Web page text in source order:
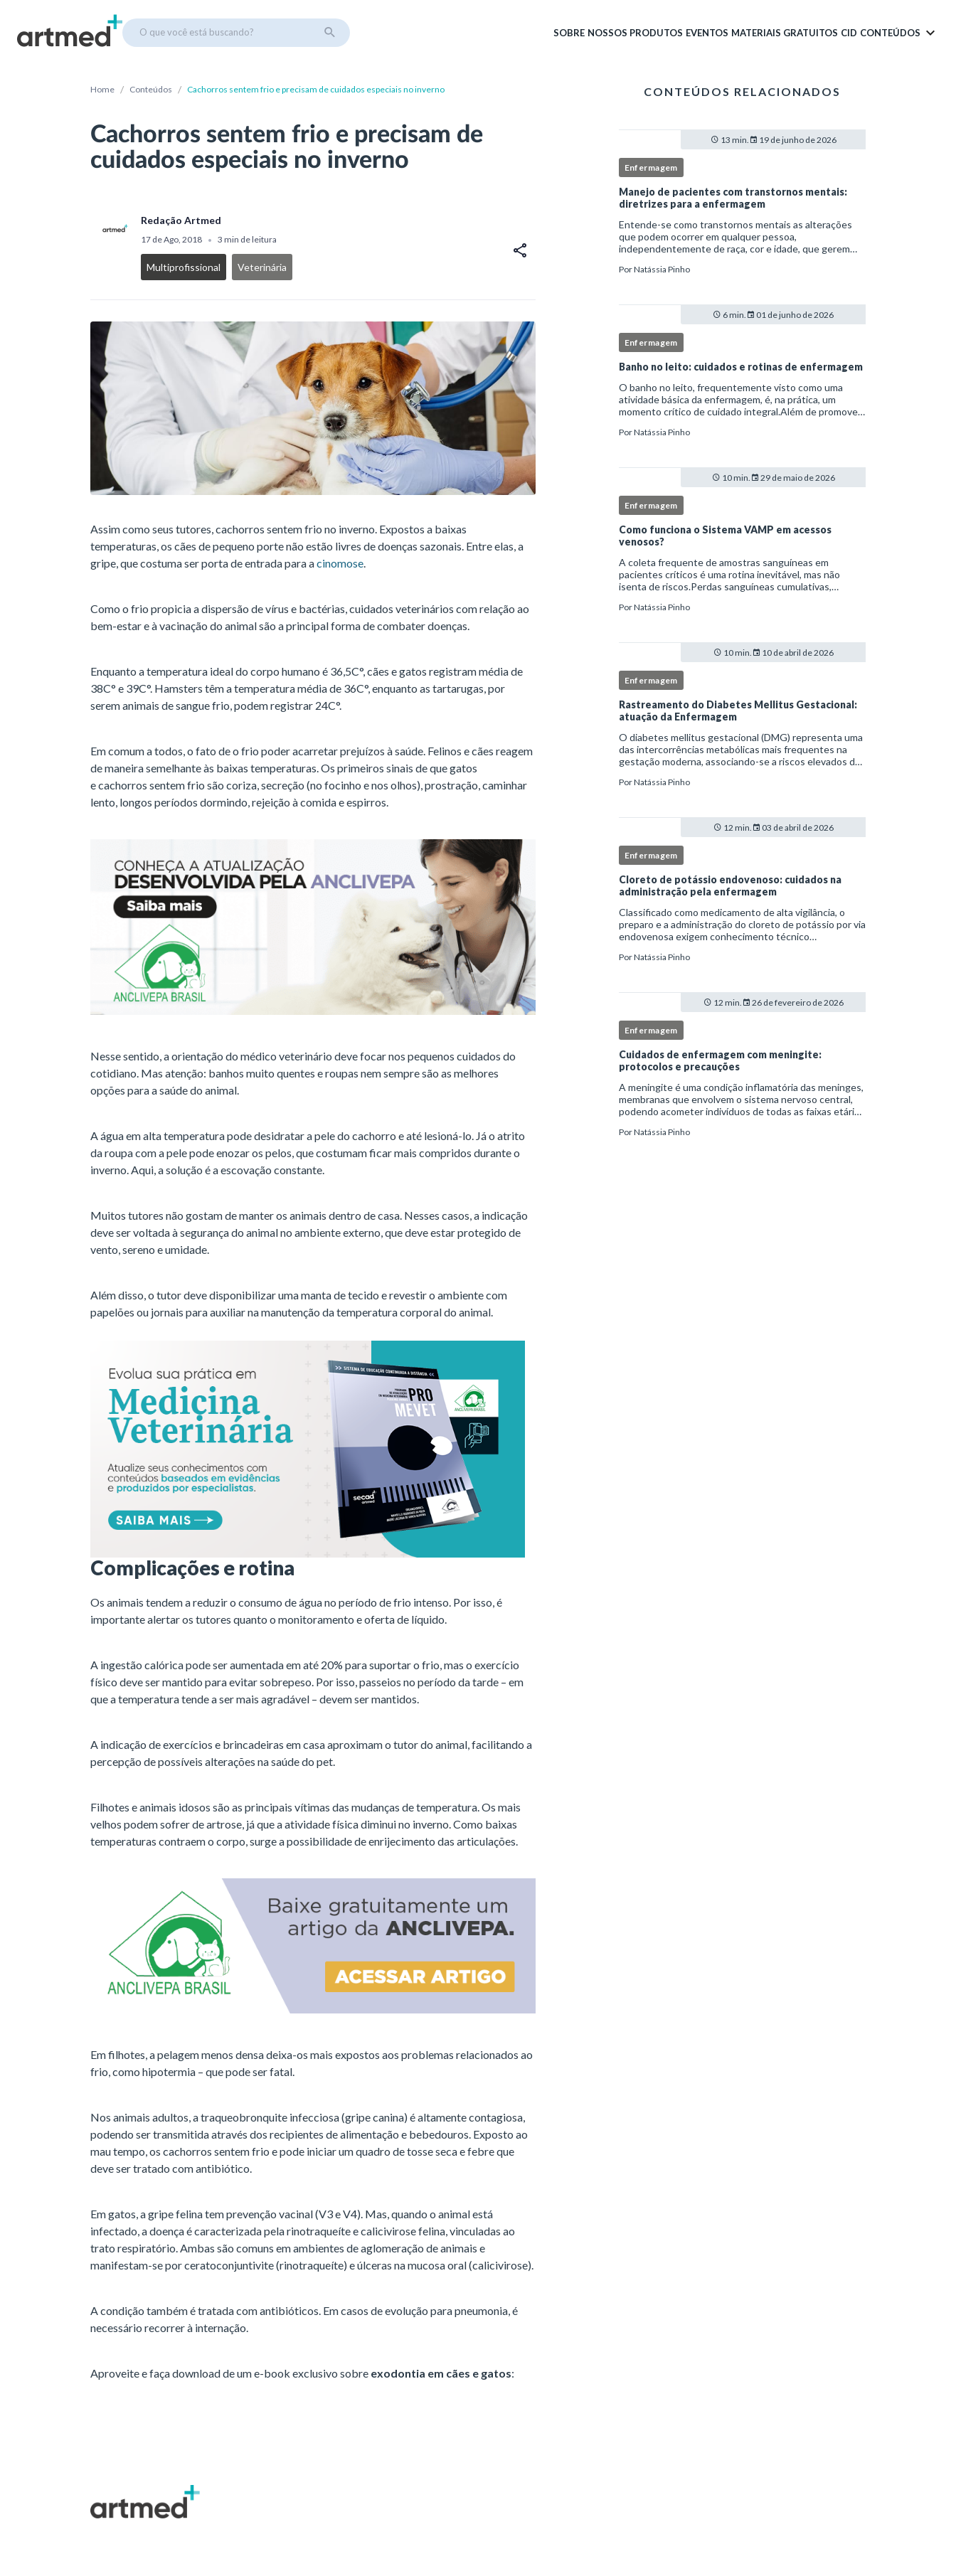
O que você está buscando? SOBRE NOSSOS PRODUTOS EVENTOS MATERIAIS GRATUITOS CID CONTEÚDOS
Home / Conteúdos / Cachorros sentem frio e precisam de cuidados especiais no inverno
Cachorros sentem frio e precisam de
cuidados especiais no inverno
Redação Artmed
17 de Ago, 2018 • 3 min de leitura
Multiprofissional Veterinária
Assim como seus tutores, cachorros sentem frio no inverno. Expostos a baixas
temperaturas, os cães de pequeno porte não estão livres de doenças sazonais. Entre elas, a
gripe, que costuma ser porta de entrada para acinomose.
Como o frio propicia a dispersão de vírus e bactérias, cuidados veterinários com relação ao
bem-estar e à vacinação do animal são a principal forma de combater doenças.
Enquanto a temperatura ideal do corpo humano é 36,5C°, cães e gatos registram média de
38C° e 39C°. Hamsters têm a temperatura média de 36C°, enquanto as tartarugas, por
serem animais de sangue frio, podem registrar 24C°.
Em comum a todos, o fato de o frio poder acarretar prejuízos à saúde. Felinos e cães reagem
de maneira semelhante às baixas temperaturas. Os primeiros sinais de que gatos
e cachorros sentem frio são coriza, secreção (no focinho e nos olhos), prostração, caminhar
lento, longos períodos dormindo, rejeição à comida e espirros.
Nesse sentido, a orientação do médico veterinário deve focar nos pequenos cuidados do
cotidiano. Mas atenção: banhos muito quentes e roupas nem sempre são as melhores
opções para a saúde do animal.
A água em alta temperatura pode desidratar a pele do cachorro e até lesioná-lo. Já o atrito
da roupa com a pele pode enozar os pelos, que costumam ficar mais compridos durante o
inverno. Aqui, a solução é a escovação constante.
Muitos tutores não gostam de manter os animais dentro de casa. Nesses casos, a indicação
deve ser voltada à segurança do animal no ambiente externo, que deve estar protegido de
vento, sereno e umidade.
Além disso, o tutor deve disponibilizar uma manta de tecido e revestir o ambiente com
papelões ou jornais para auxiliar na manutenção da temperatura corporal do animal.
Complicações e rotina
Os animais tendem a reduzir o consumo de água no período de frio intenso. Por isso, é
importante alertar os tutores quanto o monitoramento e oferta de líquido.
A ingestão calórica pode ser aumentada em até 20% para suportar o frio, mas o exercício
físico deve ser mantido para evitar sobrepeso. Por isso, passeios no período da tarde – em
que a temperatura tende a ser mais agradável – devem ser mantidos.
A indicação de exercícios e brincadeiras em casa aproximam o tutor do animal, facilitando a
percepção de possíveis alterações na saúde do pet.
Filhotes e animais idosos são as principais vítimas das mudanças de temperatura. Os mais
velhos podem sofrer de artrose, já que a atividade física diminui no inverno. Como baixas
temperaturas contraem o corpo, surge a possibilidade de enrijecimento das articulações.
Em filhotes, a pelagem menos densa deixa-os mais expostos aos problemas relacionados ao
frio, como hipotermia – que pode ser fatal.
Nos animais adultos, a traqueobronquite infecciosa (gripe canina) é altamente contagiosa,
podendo ser transmitida através dos recipientes de alimentação e bebedouros. Exposto ao
mau tempo, os cachorros sentem frio e pode iniciar um quadro de tosse seca e febre que
deve ser tratado com antibiótico.
Em gatos, a gripe felina tem prevenção vacinal (V3 e V4). Mas, quando o animal está
infectado, a doença é caracterizada pela rinotraqueíte e calicivirose felina, vinculadas ao
trato respiratório. Ambas são comuns em ambientes de aglomeração de animais e
manifestam-se por ceratoconjuntivite (rinotraqueíte) e úlceras na mucosa oral (calicivirose).
A condição também é tratada com antibióticos. Em casos de evolução para pneumonia, é
necessário recorrer à internação.
Aproveite e faça download de um e-book exclusivo sobre exodontia em cães e gatos:
CONTEÚDOS RELACIONADOS
13 min. 19 de junho de 2026
Enfermagem
Manejo de pacientes com transtornos mentais:
diretrizes para a enfermagem
Entende-se como transtornos mentais as alterações
que podem ocorrer em qualquer pessoa,
independentemente de raça, cor e idade, que gerem
do indivíduo.Por isso, os transtornos psiquiátricos rep
PorNatássia Pinho
6 min. 01 de junho de 2026
Enfermagem
Banho no leito: cuidados e rotinas de enfermagem
O banho no leito, frequentemente visto como uma
atividade básica da enfermagem, é, na prática, um
momento crítico de cuidado integral.Além de promover
detalhada, prevenção de complicações e fortalec
PorNatássia Pinho
10 min. 29 de maio de 2026
Enfermagem
Como funciona o Sistema VAMP em acessos
venosos?
A coleta frequente de amostras sanguíneas em
pacientes críticos é uma rotina inevitável, mas não
isenta de riscos.Perdas sanguíneas cumulativas,
necessidade de múltiplas punções e manipulação
PorNatássia Pinho
10 min. 10 de abril de 2026
Enfermagem
Rastreamento do Diabetes Mellitus Gestacional:
atuação da Enfermagem
O diabetes mellitus gestacional (DMG) representa uma
das intercorrências metabólicas mais frequentes na
gestação moderna, associando-se a riscos elevados de
identificado precocemente.Neste cenário, o enferm
PorNatássia Pinho
12 min. 03 de abril de 2026
Enfermagem
Cloreto de potássio endovenoso: cuidados na
administração pela enfermagem
Classificado como medicamento de alta vigilância, o
preparo e a administração do cloreto de potássio por via
endovenosa exigem conhecimento técnico
institucionais e atuação criteriosa da equipe de
PorNatássia Pinho
12 min. 26 de fevereiro de 2026
Enfermagem
Cuidados de enfermagem com meningite:
protocolos e precauções
A meningite é uma condição inflamatória das meninges,
membranas que envolvem o sistema nervoso central,
podendo acometer indivíduos de todas as faixas etárias
autolimitados até situações de extrem
PorNatássia Pinho